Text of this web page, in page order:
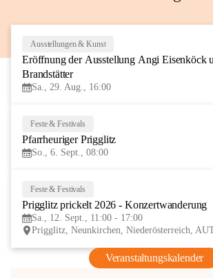
Ausstellungen & Kunst
Eröffnung der Ausstellung Angi Eisenköck
Brandstätter
Sa., 29. Aug., 16:00
Feste & Festivals
Pfarrheuriger Prigglitz
So., 6. Sept., 08:00
Feste & Festivals
Prigglitz prickelt 2026 - Konzertwanderung
Sa., 12. Sept., 11:00 - 17:00
Prigglitz, Neunkirchen, Niederösterreich,
Veranstaltungskalender